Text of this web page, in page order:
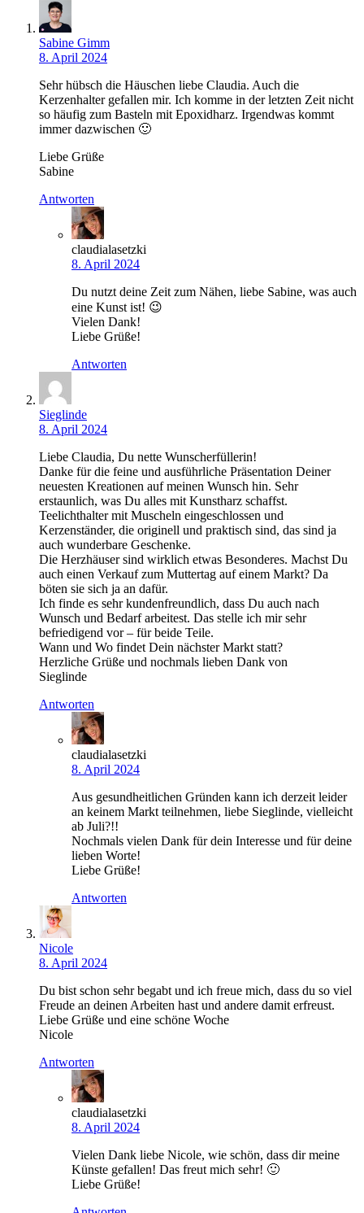
Sabine Gimm
8. April 2024
Sehr hübsch die Häuschen liebe Claudia. Auch die
Kerzenhalter gefallen mir. Ich komme in der letzten Zeit nicht
so häufig zum Basteln mit Epoxidharz. Irgendwas kommt
immer dazwischen 🙂
Liebe Grüße
Sabine
Antworten
claudialasetzki
8. April 2024
Du nutzt deine Zeit zum Nähen, liebe Sabine, was auch
eine Kunst ist! 😉
Vielen Dank!
Liebe Grüße!
Antworten
Sieglinde
8. April 2024
Liebe Claudia, Du nette Wunscherfüllerin!
Danke für die feine und ausführliche Präsentation Deiner
neuesten Kreationen auf meinen Wunsch hin. Sehr
erstaunlich, was Du alles mit Kunstharz schaffst.
Teelichthalter mit Muscheln eingeschlossen und
Kerzenständer, die originell und praktisch sind, das sind ja
auch wunderbare Geschenke.
Die Herzhäuser sind wirklich etwas Besonderes. Machst Du
auch einen Verkauf zum Muttertag auf einem Markt? Da
böten sie sich ja an dafür.
Ich finde es sehr kundenfreundlich, dass Du auch nach
Wunsch und Bedarf arbeitest. Das stelle ich mir sehr
befriedigend vor – für beide Teile.
Wann und Wo findet Dein nächster Markt statt?
Herzliche Grüße und nochmals lieben Dank von
Sieglinde
Antworten
claudialasetzki
8. April 2024
Aus gesundheitlichen Gründen kann ich derzeit leider
an keinem Markt teilnehmen, liebe Sieglinde, vielleicht
ab Juli?!!
Nochmals vielen Dank für dein Interesse und für deine
lieben Worte!
Liebe Grüße!
Antworten
Nicole
8. April 2024
Du bist schon sehr begabt und ich freue mich, dass du so viel
Freude an deinen Arbeiten hast und andere damit erfreust.
Liebe Grüße und eine schöne Woche
Nicole
Antworten
claudialasetzki
8. April 2024
Vielen Dank liebe Nicole, wie schön, dass dir meine
Künste gefallen! Das freut mich sehr! 🙂
Liebe Grüße!